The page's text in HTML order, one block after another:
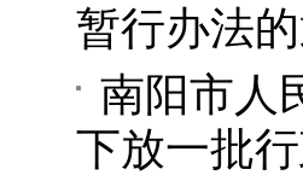
暂行办法
南阳市人
下放一批